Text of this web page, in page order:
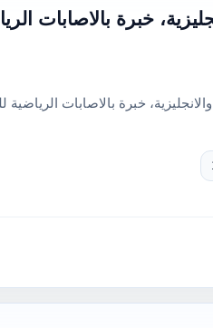
خبرة بالاصابات
خبرة بالاصابات